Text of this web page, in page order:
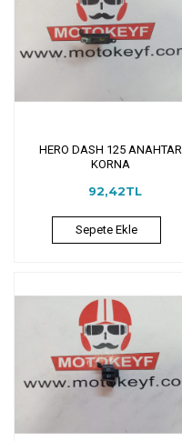
HERO DASH 125 ANAHTAR
KORNA
92,42TL
Sepete Ekle